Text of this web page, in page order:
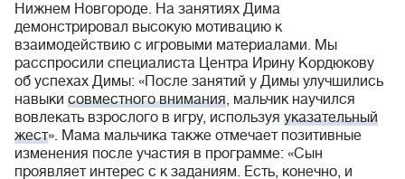
Нижнем Новгороде. На занятиях Дима
демонстрировал высокую мотивацию к
взаимодействию с игровыми материалами. Мы
расспросили специалиста Центра Ирину Кордюкову
об успехах Димы: «После занятий у Димы улучшились
навыки совместного внимания, мальчик научился
вовлекать взрослого в игру, используя указательный
жест». Мама мальчика также отмечает позитивные
изменения после участия в программе: «Сын
проявляет интерес с к заданиям. Есть, конечно, и